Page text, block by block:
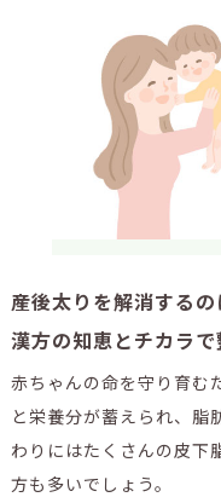
産後太りを解消するの
漢方の知恵とチカラで
赤ちゃんの命を守り育む
と栄養分が蓄えられ、脂
わりにはたくさんの皮下
方も多いでしょう。